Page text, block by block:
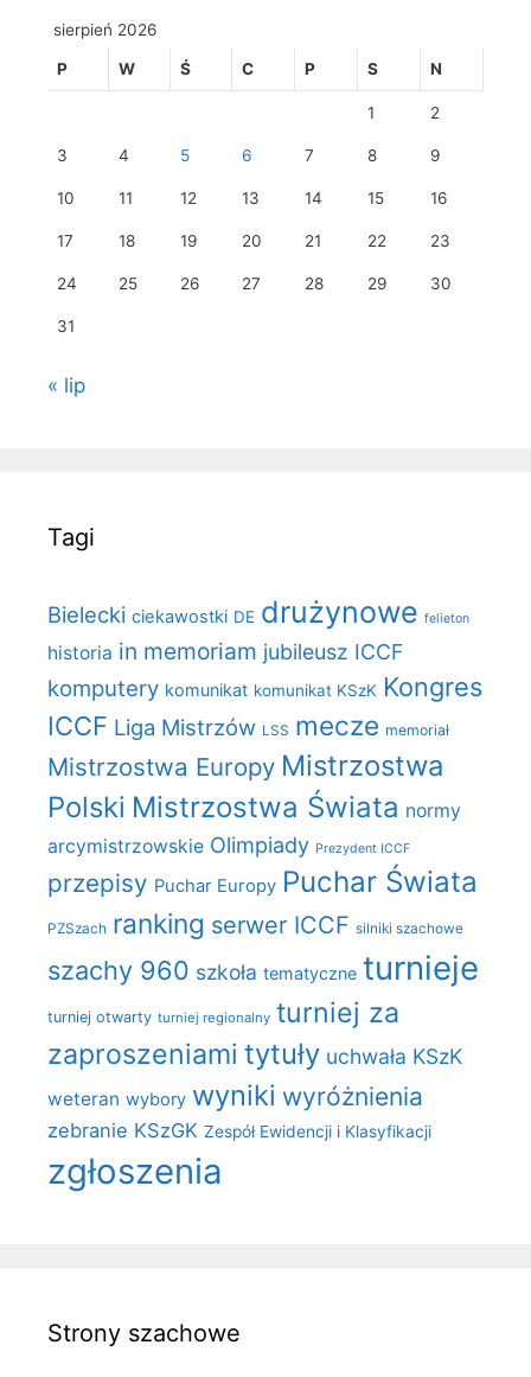
sierpień 2026
P W Ś C P S N
1 2
3 4 5 6 7 8 9
10 11 12 13 14 15 16
17 18 19 20 21 22 23
24 25 26 27 28 29 30
31
« lip
Tagi
Bielecki ciekawostki DE drużynowe felieton
historia in memoriam jubileusz ICCF
komputery komunikat komunikat KSzK Kongres
ICCF Liga Mistrzów LSS mecze memoriał
Mistrzostwa Europy Mistrzostwa
Polski Mistrzostwa Świata normy
arcymistrzowskie Olimpiady Prezydent ICCF
przepisy Puchar Europy Puchar Świata
PZSzach ranking serwer ICCF silniki szachowe
szachy 960 szkoła tematyczne turnieje
turniej otwarty turniej regionalny turniej za
zaproszeniami tytuły uchwała KSzK
weteran wybory wyniki wyróżnienia
zebranie KSzGK Zespół Ewidencji i Klasyfikacji
zgłoszenia
Strony szachowe